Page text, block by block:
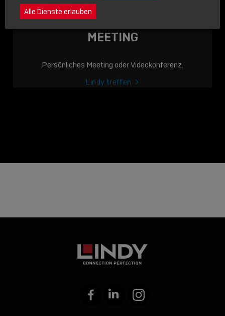
JETZT ONLINE
VERFÜGBAR: DIE
LINDY ACADEMY –
WISSEN, DASMEETING
Persönliches Meeting oder Videokonferenz.
Lindy treffen
FacebookLinkedIn Instagram
Alle Dienste erlauben